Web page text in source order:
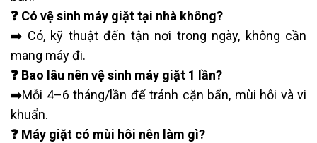
❓ Có vệ sinh máy giặt tại nhà không?
➡️ Có, kỹ thuật đến tận nơi trong ngày, không cần
mang máy đi.
❓ Bao lâu nên vệ sinh máy giặt 1 lần?
➡️Mỗi 4–6 tháng/lần để tránh cặn bẩn, mùi hôi và vi
khuẩn.
❓ Máy giặt có mùi hôi nên làm gì?